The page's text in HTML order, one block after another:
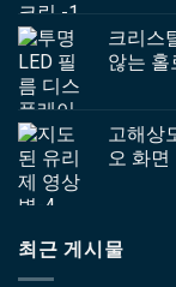
크리스
않는 홀
고해상
오 화면
최근 게시물